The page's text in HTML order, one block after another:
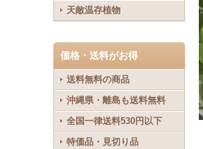
天敵温存植物
価格・送料がお得
送料無料の商品
沖縄県・離島も送料無料
全国一律送料530円以下
特価品・見切り品